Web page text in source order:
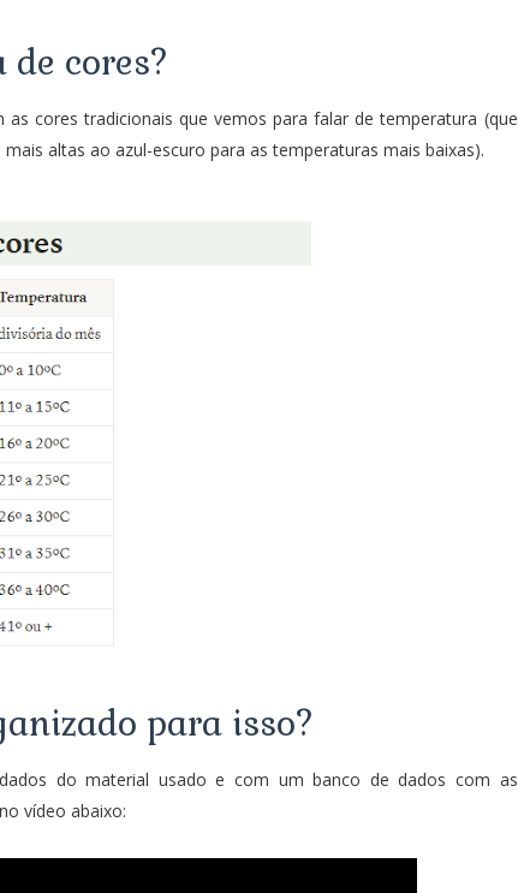
cores?
cores tradicionais que vemos para falar de temperatura (que
altas ao azul-escuro para as temperaturas mais baixas).
para isso?
do material usado e com um banco de dados com as
vídeo abaixo: